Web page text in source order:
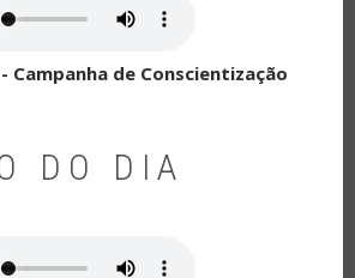
Campanha de Conscientização
DO DIA